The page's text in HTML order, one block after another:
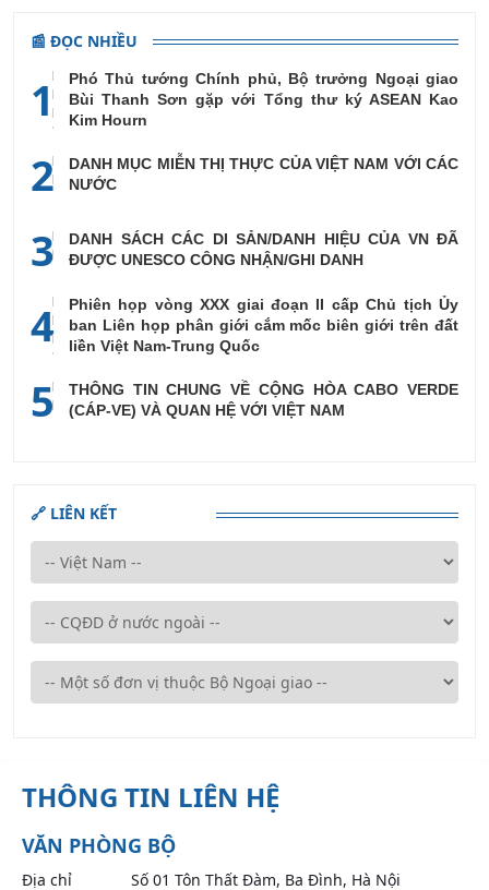
📰 ĐỌC NHIỀU
1
Phó Thủ tướng Chính phủ, Bộ trưởng Ngoại giao
Bùi Thanh Sơn gặp với Tổng thư ký ASEAN Kao
Kim Hourn
2
DANH MỤC MIỄN THỊ THỰC CỦA VIỆT NAM VỚI CÁC
NƯỚC
3
DANH SÁCH CÁC DI SẢN/DANH HIỆU CỦA VN ĐÃ
ĐƯỢC UNESCO CÔNG NHẬN/GHI DANH
4
Phiên họp vòng XXX giai đoạn II cấp Chủ tịch Ủy
ban Liên họp phân giới cắm mốc biên giới trên đất
liền Việt Nam-Trung Quốc
5
THÔNG TIN CHUNG VỀ CỘNG HÒA CABO VERDE
(CÁP-VE) VÀ QUAN HỆ VỚI VIỆT NAM
🔗 LIÊN KẾT
THÔNG TIN LIÊN HỆ
VĂN PHÒNG BỘ
Địa chỉ Số 01 Tôn Thất Đàm, Ba Đình, Hà Nội